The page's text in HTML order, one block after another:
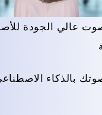
عالي الجودة
بالذكاء